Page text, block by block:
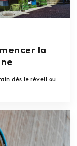
la
dès le réveil ou